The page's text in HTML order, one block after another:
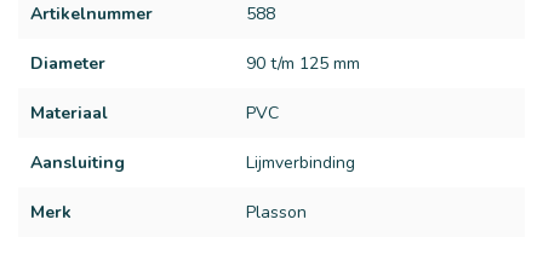
Artikelnummer 588
Diameter 90 t/m 125 mm
Materiaal PVC
Aansluiting Lijmverbinding
Merk Plasson